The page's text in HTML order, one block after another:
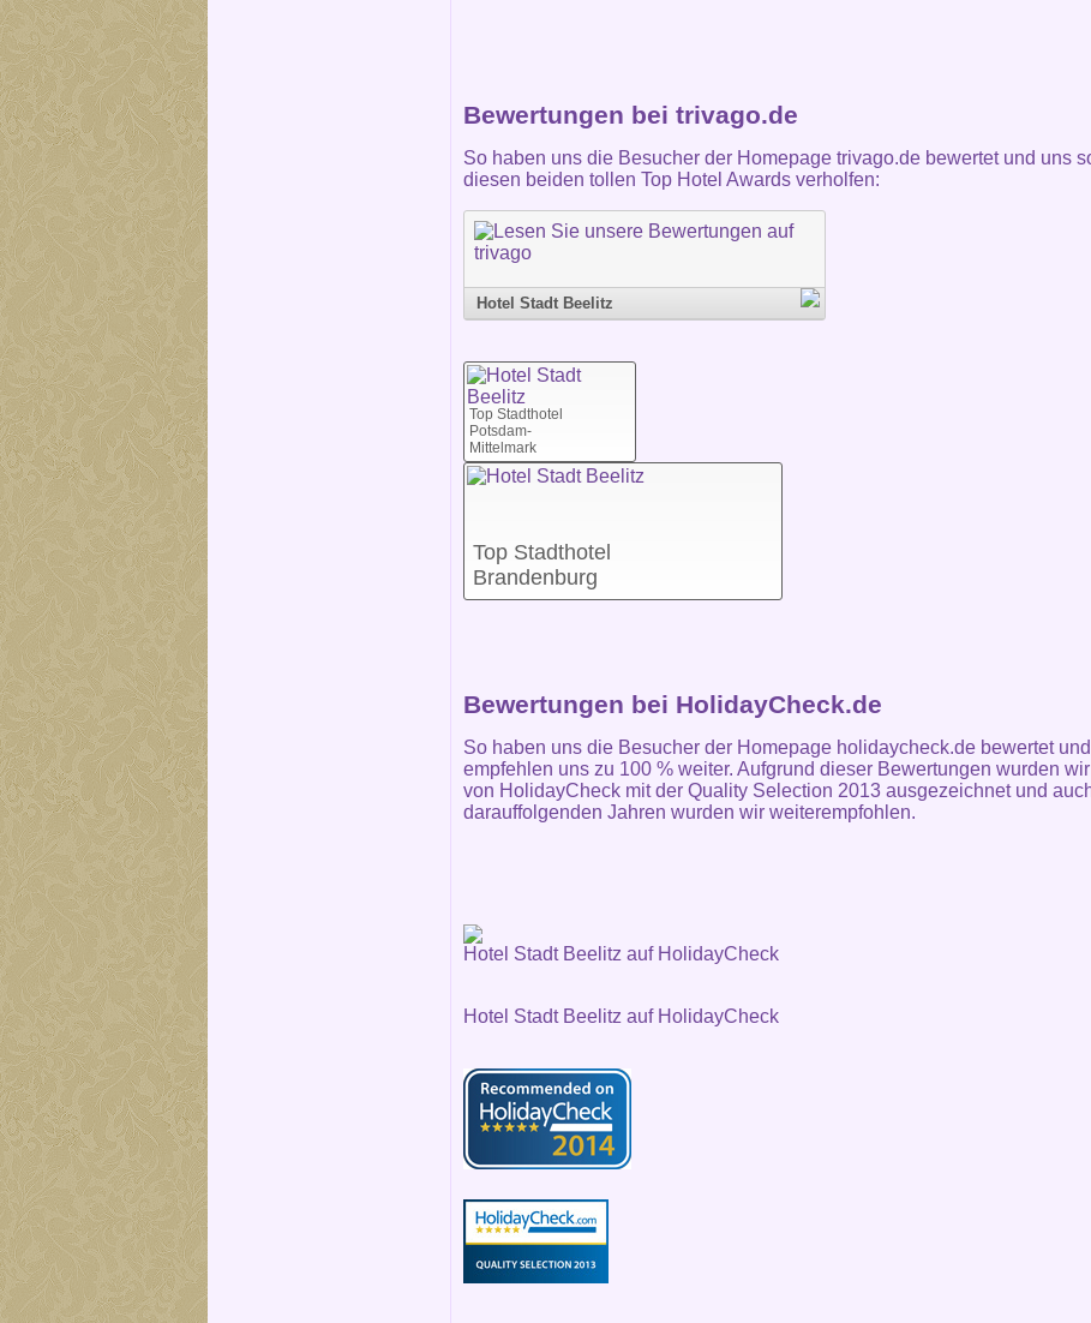
Bewertungen bei trivago.de
So haben uns die Besucher der Homepage trivago.de bewertet und uns
diesen beiden tollen Top Hotel Awards verholfen:
Hotel Stadt Beelitz
Top Stadthotel
Potsdam-
Mittelmark
Top Stadthotel
Brandenburg
Bewertungen bei HolidayCheck.de
So haben uns die Besucher der Homepage holidaycheck.de bewertet
empfehlen uns zu 100 % weiter. Aufgrund dieser Bewertungen wurden
von HolidayCheck mit der Quality Selection 2013 ausgezeichnet und
darauffolgenden Jahren wurden wir weiterempfohlen.
Hotel Stadt Beelitz auf HolidayCheck
Hotel Stadt Beelitz auf HolidayCheck